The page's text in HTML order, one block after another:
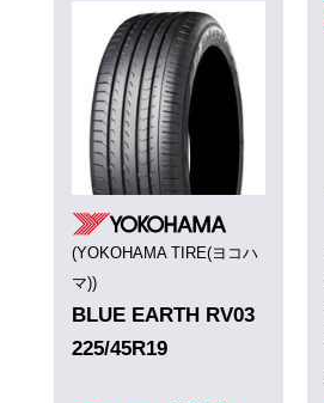
(YOKOHAMA TIRE(ヨコハ
マ))
BLUE EARTH RV03
225/45R19